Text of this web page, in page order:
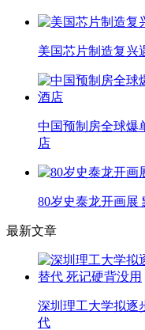
美国芯片制造复兴
中国预制房全球爆
店
80岁史泰龙开画展
最新文章
深圳理工大学拟逐
代